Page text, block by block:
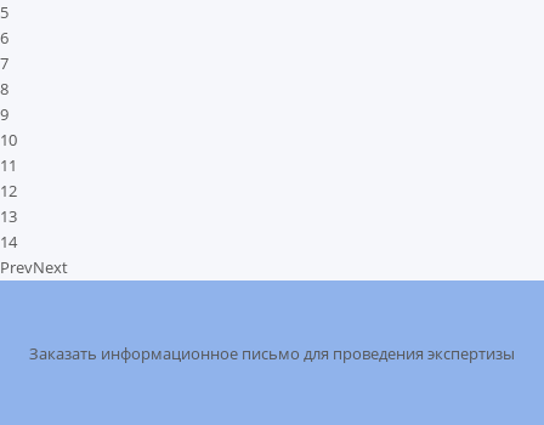
5
6
7
8
9
10
11
12
13
14
PrevNext
Заказать информационное письмо для проведения экспертизы